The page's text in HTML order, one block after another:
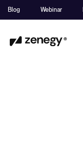
Blog Webinar